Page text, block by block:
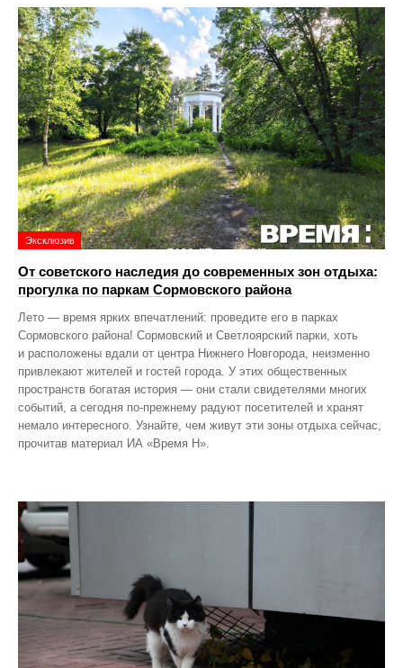
Эксклюзив
От советского наследия до современных зон отдыха:
прогулка по паркам Сормовского района
Лето — время ярких впечатлений: проведите его в парках
Сормовского района! Сормовский и Светлоярский парки, хоть
и расположены вдали от центра Нижнего Новгорода, неизменно
привлекают жителей и гостей города. У этих общественных
пространств богатая история — они стали свидетелями многих
событий, а сегодня по‑прежнему радуют посетителей и хранят
немало интересного. Узнайте, чем живут эти зоны отдыха сейчас,
прочитав материал ИА «Время Н».